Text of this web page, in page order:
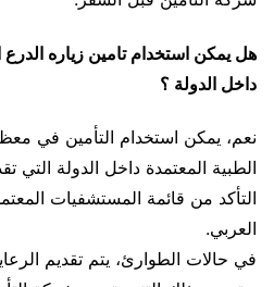
هل يمكن استخدام تامين زياره
داخل الدولة ؟
نعم، يمكن استخدام التأمين في
الطبية المعتمدة داخل الدولة التي
التأكد من قائمة المستشفيات
العربي.
في حالات الطوارئ، يتم تقديم